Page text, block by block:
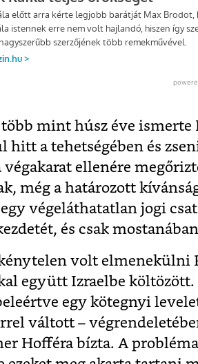
mint húsz éve ismerte
hitt a tehetségében és
ellenére
még a határozott
végeláthatatlan jogi
és csak
volt elmenekülni
együtt Izraelbe költözött.
egy kötegnyi
váltott –
Hofféra bízta. A